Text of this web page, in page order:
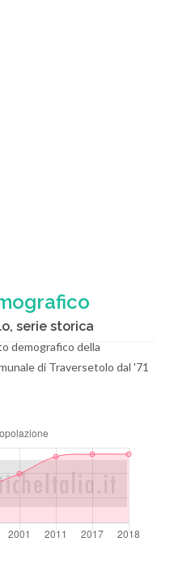
serie storica
demografico della
di Traversetolo dal '71